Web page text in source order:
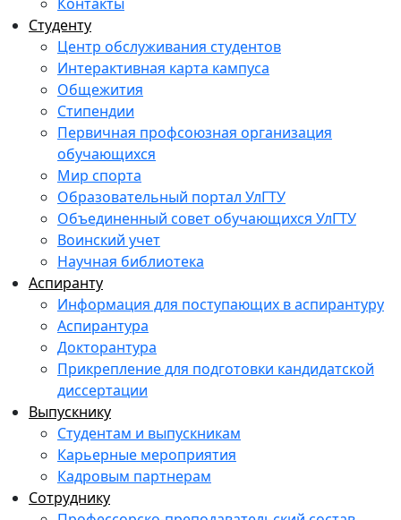
Студенту
Центр обслуживания студентов
Интерактивная карта кампуса
Общежития
Стипендии
Первичная профсоюзная организация
обучающихся
Мир спорта
Образовательный портал УлГТУ
Объединенный совет обучающихся УлГТУ
Воинский учет
Научная библиотека
Аспиранту
Информация для поступающих в аспирантуру
Аспирантура
Докторантура
Прикрепление для подготовки кандидатской
диссертации
Выпускнику
Студентам и выпускникам
Карьерные мероприятия
Кадровым партнерам
Сотруднику